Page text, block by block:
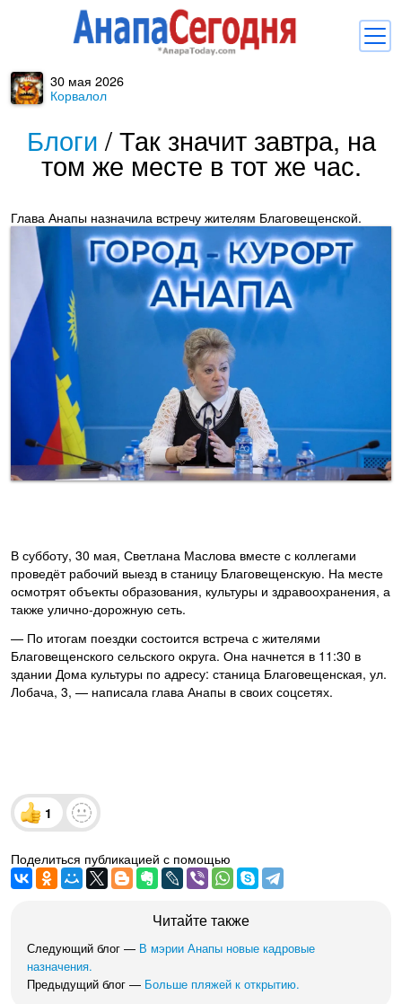
Комментарии
Об Анапе
Библиотека
Регистрация и Вход
30 мая 2026
Корвалол
Блоги /Так значит завтра, на
том же месте в тот же час.
Глава Анапы назначила встречу жителям Благовещенской.
В субботу, 30 мая, Светлана Маслова вместе с коллегами
проведёт рабочий выезд в станицу Благовещенскую. На месте
осмотрят объекты образования, культуры и здравоохранения, а
также улично-дорожную сеть.
— По итогам поездки состоится встреча с жителями
Благовещенского сельского округа. Она начнется в 11:30 в
здании Дома культуры по адресу: станица Благовещенская, ул.
Лобача, 3, — написала глава Анапы в своих соцсетях.
1
Поделиться публикацией с помощью
Читайте также
Следующий блог — В мэрии Анапы новые кадровые
назначения.
Предыдущий блог — Больше пляжей к открытию.